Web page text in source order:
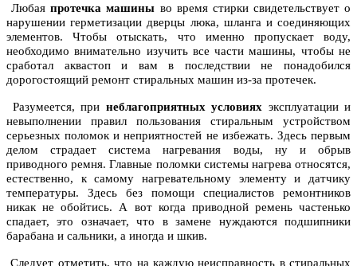
Любаяпротечка машины во время стирки свидетельствует о
нарушении герметизации дверцы люка, шланга и соединяющих
элементов. Чтобы отыскать, что именно пропускает воду,
необходимо внимательно изучить все части машины, чтобы не
сработал аквастоп и вам в последствии не понадобился
дорогостоящий ремонт стиральных машин из-за протечек.
Разумеется, при неблагоприятных условиях эксплуатации и
невыполнении правил пользования стиральным устройством
серьезных поломок и неприятностей не избежать. Здесь первым
делом страдает система нагревания воды, ну и обрыв
приводного ремня. Главные поломки системы нагрева относятся,
естественно, к самому нагревательному элементу и датчику
температуры. Здесь без помощи специалистов ремонтников
никак не обойтись. А вот когда приводной ремень частенько
спадает, это означает, что в замене нуждаются подшипники
барабана и сальники, а иногда и шкив.
Следует отметить, что на каждую неисправность в стиральных